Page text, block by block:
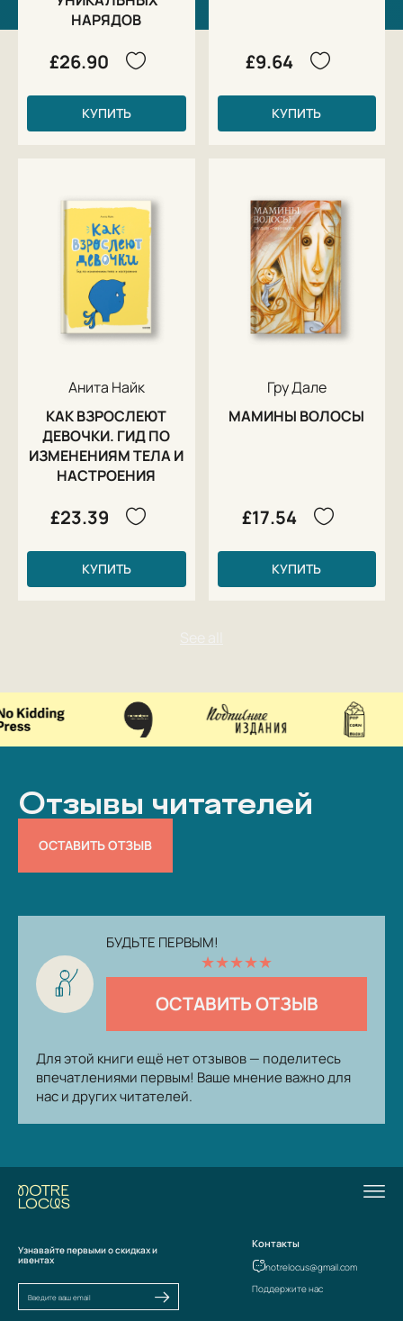
НАРЯДОВ
£26.90
КУПИТЬ
£9.64
КУПИТЬ
Анита Найк
КАК ВЗРОСЛЕЮТ
ДЕВОЧКИ. ГИД ПО
ИЗМЕНЕНИЯМ ТЕЛА И
НАСТРОЕНИЯ
£23.39
КУПИТЬ
Гру Дале
МАМИНЫ ВОЛОСЫ
£17.54
КУПИТЬ
Отзывы читателей
ОСТАВИТЬ ОТЗЫВ
БУДЬТЕ ПЕРВЫМ!
★★★★★
ОСТАВИТЬ ОТЗЫВ
Для этой книги ещё нет отзывов — поделитесь
впечатлениями первым! Ваше мнение важно для
нас и других читателей.
Узнавайте первыми о скидках и
ивентах
Контакты
notrelocus@gmail.com
Поддержите нас